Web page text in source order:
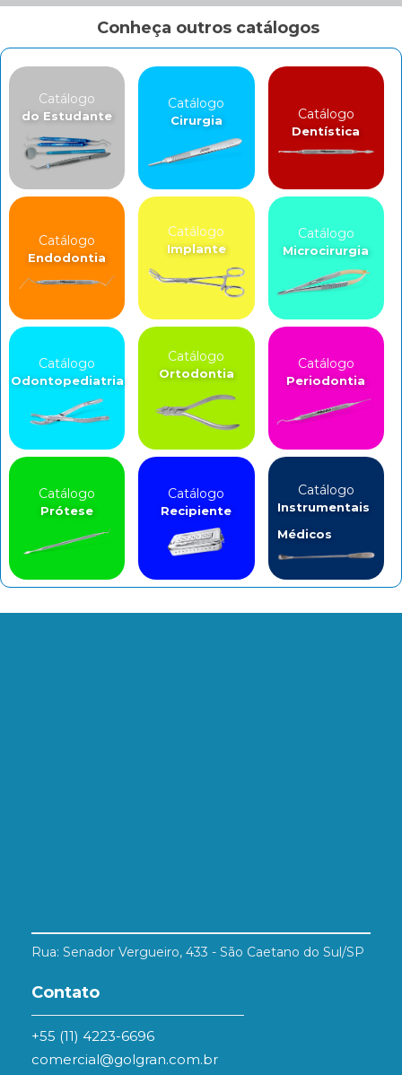
Conheça outros catálogos
Catálogo
do Estudante
Catálogo
Cirurgia Catálogo
Dentística
Catálogo
Endodontia
Catálogo
Implante
Catálogo
Microcirurgia
Catálogo
Odontopediatria
Catálogo
Ortodontia
Catálogo
Periodontia
Catálogo
Prótese
Catálogo
Recipiente
Catálogo
Instrumentais
Médicos
Rua: Senador Vergueiro, 433 - São Caetano do Sul/SP
Contato
+55 (11) 4223-6696
comercial@golgran.com.br